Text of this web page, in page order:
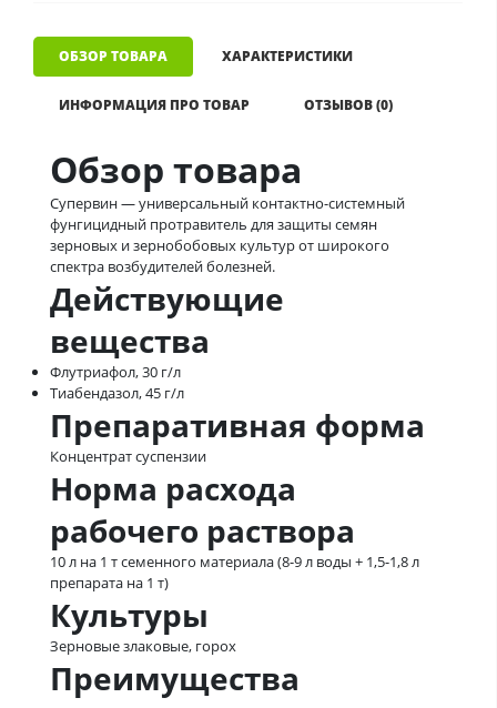
ОБЗОР ТОВАРА ХАРАКТЕРИСТИКИ
ИНФОРМАЦИЯ ПРО ТОВАР ОТЗЫВОВ (0)
Обзор товара
Супервин — универсальный контактно-системный
фунгицидный протравитель для защиты семян
зерновых и зернобобовых культур от широкого
спектра возбудителей болезней.
Действующие
вещества
Флутриафол, 30 г/л
Тиабендазол, 45 г/л
Препаративная форма
Концентрат суспензии
Норма расхода
рабочего раствора
10 л на 1 т семенного материала (8-9 л воды + 1,5-1,8 л
препарата на 1 т)
Культуры
Зерновые злаковые, горох
Преимущества